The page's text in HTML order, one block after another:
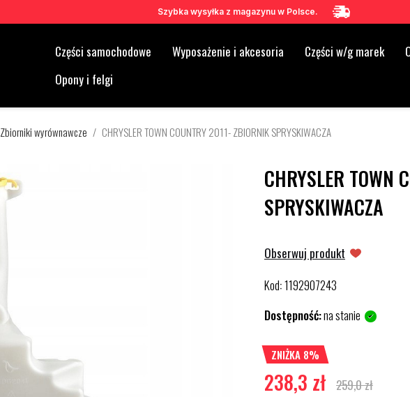
Szybka wysyłka z magazynu w Polsce.
Części samochodowe Wyposażenie i akcesoria Części w/g marek
Opony i felgi
Zbiorniki wyrównawcze CHRYSLER TOWN COUNTRY 2011- ZBIORNIK SPRYSKIWACZA
CHRYSLER TOWN
SPRYSKIWACZA
Obserwuj produkt
Kod:1192907243
Dostępność:na stanie
ZNIŻKA 8%
238,3 zł 259,0 zł